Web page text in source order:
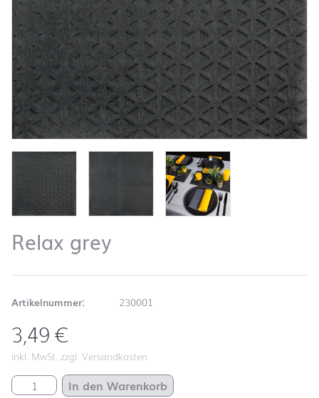
Relax grey
Artikelnummer: 230001
3,49€
inkl. MwSt. zzgl. Versandkosten
Relax grey MengeIn den Warenkorb